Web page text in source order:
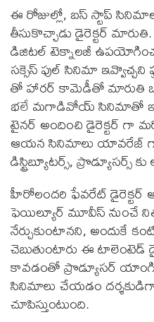
ఈ రోజుల్లో, బస్ స్టాప్
తీసుకొచ్చాడు డైరెక్టర్ మారుతి.
డిజిటల్ టెక్నాలజీ
సక్సెస్ ఫుల్ సినిమా ఇవ్వొచ్చని
తో హారర్ కామెడీతో మారుతి
భలే మగాడివోయ్ సినిమాతో
టైనర్ అందించి డైరెక్టర్ గా
ఆయన సినిమాలు యావరేజ్
డిస్ట్రిబ్యూటర్స్,
హీరోలందరి ఫేవరేట్ డైరెక్టర్
ఫెయిల్యూర్ మూవీస్ నుంచే
నేర్చుకుంటానని, అందుకే
చెబుతుంటారు ఈ టాలెంటెడ్
కావడంతో ప్రొడ్యూసర్
సినిమాలు చేయడం
చూపిస్తుంటుంది.